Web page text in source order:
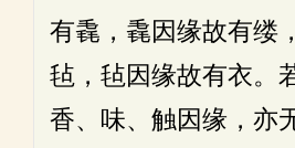
有毳，毳因缘故有缕
毡，毡因缘故有衣。
香、味、触因缘，亦